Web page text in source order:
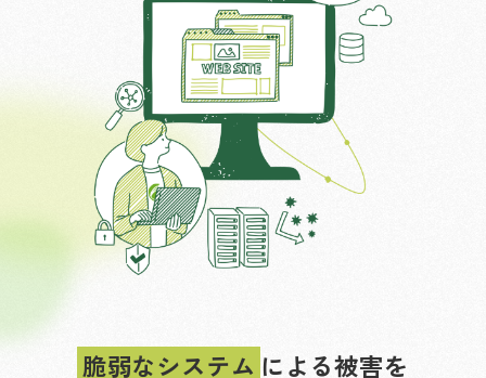
脆弱なシステム による被害を